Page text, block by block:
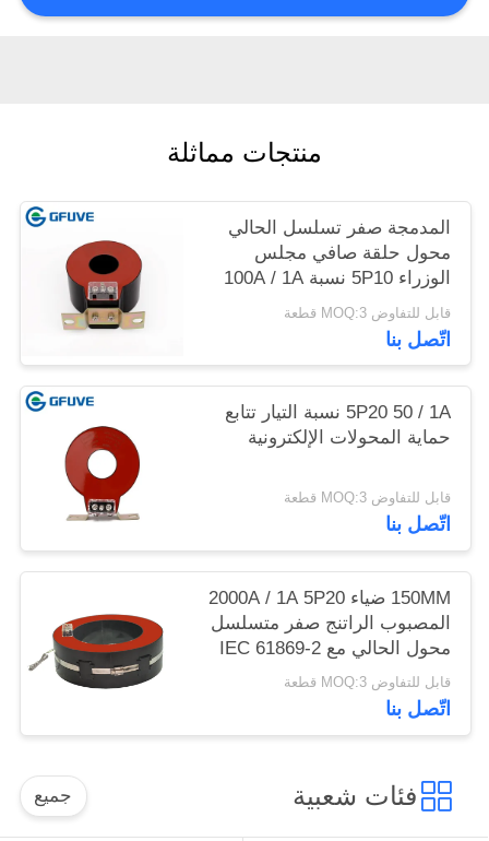
منتجات مماثلة
المدمجة صفر تسلسل الحالي
محول حلقة صافي مجلس
الوزراء 5P10 نسبة 100A / 1A
قابل للتفاوض MOQ:3 قطعة
اتّصل بنا
5P20 50 / 1A نسبة التيار تتابع
حماية المحولات الإلكترونية
قابل للتفاوض MOQ:3 قطعة
اتّصل بنا
150MM ضياء 2000A / 1A 5P20
المصبوب الراتنج صفر متسلسل
محول الحالي مع IEC 61869-2
قابل للتفاوض MOQ:3 قطعة
اتّصل بنا
فئات شعبية جميع